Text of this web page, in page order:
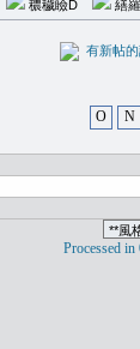
穠穢瞼D 繕
有新
O N
Processed